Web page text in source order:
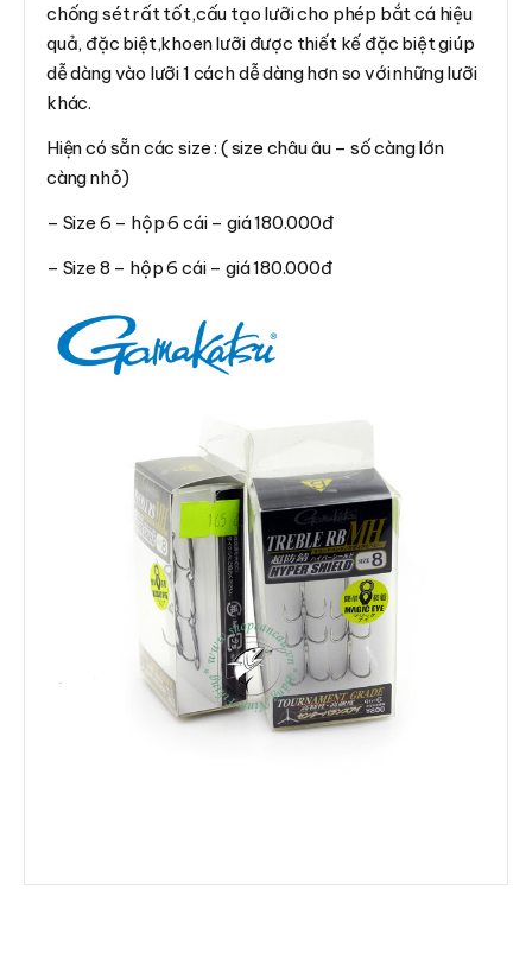
chống sét rất tốt,cấu tạo lưỡi cho phép bắt cá hiệu
quả, đặc biệt,khoen lưỡi được thiết kế đặc biệt giúp
dễ dàng vào lưỡi 1 cách dễ dàng hơn so với những lưỡi
khác.
Hiện có sẵn các size : ( size châu âu – số càng lớn
càng nhỏ)
– Size 6 – hộp 6 cái – giá 180.000đ
– Size 8 – hộp 6 cái – giá 180.000đ